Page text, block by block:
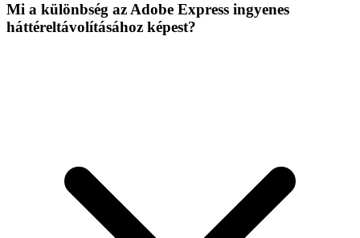
Mi a különbség az Adobe Express ingyenes
háttéreltávolításához képest?